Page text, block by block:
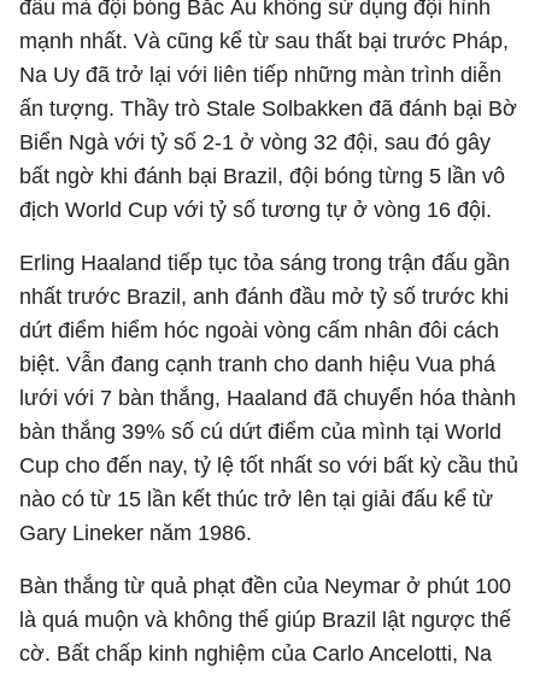
đấu mà đội bóng Bắc Âu không sử dụng đội hình
mạnh nhất. Và cũng kể từ sau thất bại trước Pháp,
Na Uy đã trở lại với liên tiếp những màn trình diễn
ấn tượng. Thầy trò Stale Solbakken đã đánh bại Bờ
Biển Ngà với tỷ số 2-1 ở vòng 32 đội, sau đó gây
bất ngờ khi đánh bại Brazil, đội bóng từng 5 lần vô
địch World Cup với tỷ số tương tự ở vòng 16 đội.
Erling Haaland tiếp tục tỏa sáng trong trận đấu gần
nhất trước Brazil, anh đánh đầu mở tỷ số trước khi
dứt điểm hiểm hóc ngoài vòng cấm nhân đôi cách
biệt. Vẫn đang cạnh tranh cho danh hiệu Vua phá
lưới với 7 bàn thắng, Haaland đã chuyển hóa thành
bàn thắng 39% số cú dứt điểm của mình tại World
Cup cho đến nay, tỷ lệ tốt nhất so với bất kỳ cầu thủ
nào có từ 15 lần kết thúc trở lên tại giải đấu kể từ
Gary Lineker năm 1986.
Bàn thắng từ quả phạt đền của Neymar ở phút 100
là quá muộn và không thể giúp Brazil lật ngược thế
cờ. Bất chấp kinh nghiệm của Carlo Ancelotti, Na